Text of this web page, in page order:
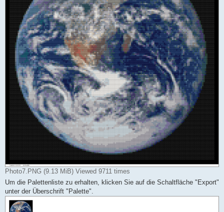
Photo7.PNG (9.13 MiB) Viewed 9711 times
Um die Palettenliste zu erhalten, klicken Sie auf die Schaltfläche "Export"
unter der Überschrift "Palette".